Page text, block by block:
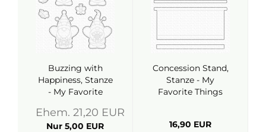
Buzzing with
Happiness, Stanze
- My Favorite
Ehem. 21,20 EUR
Nur 5,00 EUR
Concession Stand,
Stanze - My
Favorite Things
16,90 EUR